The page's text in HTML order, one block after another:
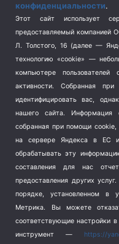
Спорт (740)
Терроризм (1)
Транспорт (262)
Туризм (178)
Флот (76)
Школа и спорт (2)
Экология (8)
Экономика (1172)
конфиденциальности.
Этот сайт использует
предоставляемый компанией
Л. Толстого, 16 (далее —
технологию «cookie» —
компьютере
активности.
Собранная
идентифицировать вас,
нашего сайта. Информация
собранная при помощи cookie,
на сервере Яндекса в ЕС и
обрабатывать эту
составления для нас
предоставления других
порядке, установленном в
Метрика.
Вы можете
соответствующие настройки
инструмент — https://